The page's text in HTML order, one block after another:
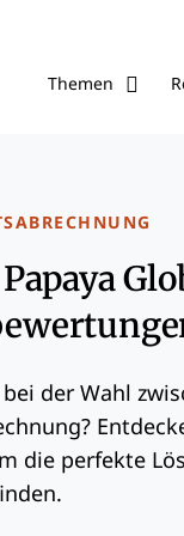
Themen
der Wahl
die perfekte